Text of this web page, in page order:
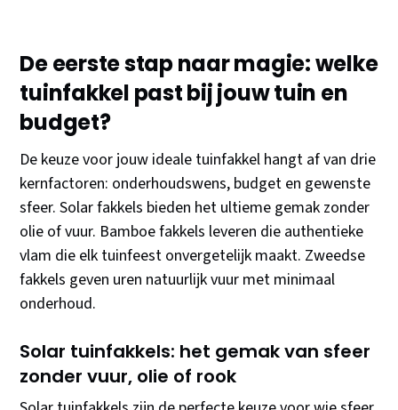
De eerste stap naar magie: welke
tuinfakkel past bij jouw tuin en
budget?
De keuze voor jouw ideale tuinfakkel hangt af van drie
kernfactoren: onderhoudswens, budget en gewenste
sfeer. Solar fakkels bieden het ultieme gemak zonder
olie of vuur. Bamboe fakkels leveren die authentieke
vlam die elk tuinfeest onvergetelijk maakt. Zweedse
fakkels geven uren natuurlijk vuur met minimaal
onderhoud.
Solar tuinfakkels: het gemak van sfeer
zonder vuur, olie of rook